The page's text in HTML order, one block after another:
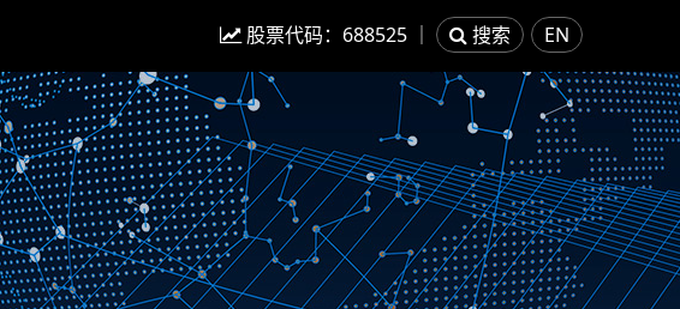
股票代码： 688525 搜索 EN